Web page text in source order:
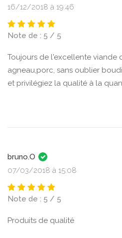
16/12/2018 à 19:46
Note de : 5 / 5
Toujours de l'excellente viande
agneau,porc, sans oublier
et privilégiez la qualité à la
bruno.O
07/03/2018 à 15:08
Note de : 5 / 5
Produits de qualité